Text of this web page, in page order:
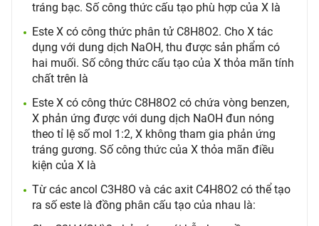
tráng bạc. Số công thức cấu tạo phù hợp của X là
Este X có công thức phân tử C8H8O2. Cho X tác
dụng với dung dịch NaOH, thu được sản phẩm có
hai muối. Số công thức cấu tạo của X thỏa mãn tính
chất trên là
Este X có công thức C8H8O2 có chứa vòng benzen,
X phản ứng được với dung dịch NaOH đun nóng
theo tỉ lệ số mol 1:2, X không tham gia phản ứng
tráng gương. Số công thức của X thỏa mãn điều
kiện của X là
Từ các ancol C3H8O và các axit C4H8O2 có thể tạo
ra số este là đồng phân cấu tạo của nhau là: